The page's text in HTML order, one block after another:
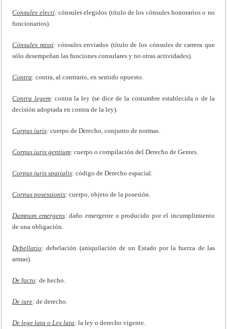
Consules electi : cónsules elegidos (título de los cónsules honorarios o no
funcionarios).
Cónsules missi : cónsules enviados (título de los cónsules de carrera que
sólo desempeñan las funciones consulares y no otras actividades).
Contra :contra, al contrario, en sentido opuesto.
Contra legem: contra la ley (se dice de la costumbre establecida o de la
decisión adoptada en contra de la ley).
Corpus iuris:cuerpo de Derecho, conjunto de normas.
Corpus iuris gentium:cuerpo o compilación del Derecho de Gentes.
Corpus iuris spatialis:código de Derecho espacial.
Corpus posessionis:cuerpo, objeto de la posesión.
Damnum emergens:daño emergente o producido por el incumplimiento
de una obligación.
Debellatio :debelación (aniquilación de un Estado por la fuerza de las
armas).
De facto :de hecho.
De iure:de derecho.
De lege lata o Lex lata: la ley o derecho vigente.